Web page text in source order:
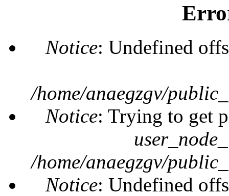
Notice: Undefined
/home/anaegzgv/
Notice: Trying to get
/home/anaegzgv/
Notice: Undefined